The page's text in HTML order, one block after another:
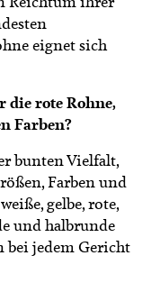
eignet sich
rote Rohne,
Farben?
bunten Vielfalt,
Farben und
gelbe, rote,
und halbrunde
bei jedem Gericht